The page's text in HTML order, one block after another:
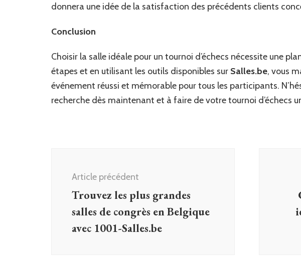
donnera une idée de la satisfaction des précédents clients
Conclusion
Choisir la salle idéale pour un tournoi d’échecs nécessite une
étapes et en utilisant les outils disponibles sur Salles.be, vous
événement réussi et mémorable pour tous les participants.
recherche dès maintenant et à faire de votre tournoi d’échecs
d'article
Article précédent
Trouvez les plus grandes
salles de congrès en Belgique
avec 1001-Salles.be